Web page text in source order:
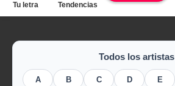
Todos los artistas
A B C D E
Tu letra Tendencias